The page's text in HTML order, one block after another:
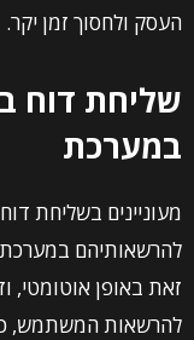
העסק ולחסוך זמן יקר.
שליחת דוח
במערכת
מעוניינים בשליחת
להרשאותיהם
זאת באופן
להרשאות המשתמש,